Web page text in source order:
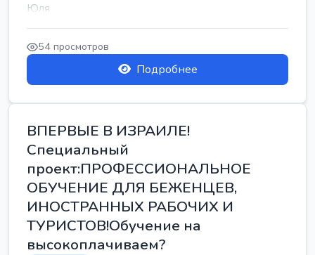
Юля
54 просмотров
Подробнее
ВПЕРВЫЕ В ИЗРАИЛЕ!
Специальный
проект:ПРОФЕССИОНАЛЬНОЕ
ОБУЧЕНИЕ ДЛЯ БЕЖЕНЦЕВ,
ИНОСТРАННЫХ РАБОЧИХ И
ТУРИСТОВ!Обучение на
высокоплачиваем?